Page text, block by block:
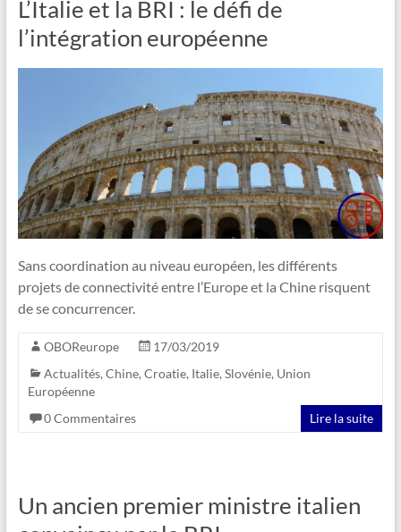
L’Italie et la BRI : le défi de
l’intégration européenne
Sans coordination au niveau européen, les différents
projets de connectivité entre l’Europe et la Chine risquent
de se concurrencer.
OBOReurope
17/03/2019
Actualités, Chine, Croatie, Italie, Slovénie, Union
Européenne
0 Commentaires
Lire la suite
Un ancien premier ministre italien